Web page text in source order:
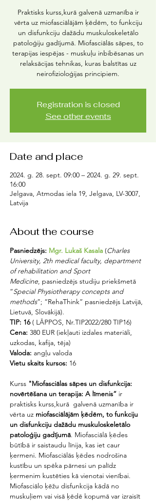
Praktisks kurss,kurā galvenā uzmanība ir
vērta uz miofasciālājām ķēdēm, to funkciju
un disfunkciju dažādu muskuloskeletālo
patoloģiju gadījumā. Miofasciālās sāpes, to
terapijas iespējas - muskuļu inbibēsanas un
relaksācijas tehnikas, kuras balstītas uz
neirofizioloģijas principiem.
Registration is closed
See other events
Date and place
2024. g. 28. sept. 09:00 – 2024. g. 29. sept.
16:00
Jelgava, Atmodas iela 19, Jelgava, LV-3007,
Latvija
About the course
Pasniedzējs: Mgr. Lukaš Kasala (Charles
University, 2th medical faculty, department
of rehabilitation and Sport
Medicine, pasniedzējs studiju priekšmetā
“Special Physiotherapy concepts and
methods”; “RehaThink” pasniedzējs Latvijā,
Lietuvā, Slovākijā).
TIP: 16 ( LĀPPOS, Nr.TIP2022/280 TIP16)
Cena: 380 EUR (iekļauti izdales materiāli,
uzkodas, kafija, tēja)
Valoda: angļu valoda
Vietu skaits kursos: 16
Kurss "Miofasciālas sāpes un disfunkcija:
novērtēšana un terapija: A līmenis” ir
praktisks kurss,kurā  galvenā uzmanība ir
vērta uz miofasciālājām ķēdēm, to funkciju
un disfunkciju dažādu muskuloskeletālo
patoloģiju gadījumā. Miofasciālā ķēdes
būtībā ir saistaudu līnija, kas iet caur
ķermeni. Miofasciālās ķēdes nodrošina
kustību un spēka pārnesi un palīdz
ķermenim kustēties kā vienotai vienībai.
Miofasciālo ķēžu disfunkcija kādā no
muskuļiem vai visā ķēdē kopumā var izraisīt